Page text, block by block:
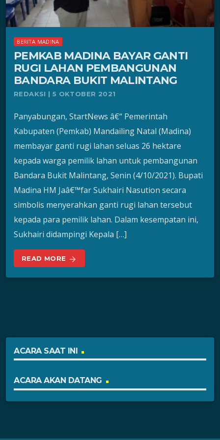
BERITA MADINA
PEMKAB MADINA BAYAR GANTI
RUGI LAHAN PEMBANGUNAN
BANDARA BUKIT MALINTANG
REDAKSI | 5 OKTOBER 2021
Panyabungan, StartNews â€“ Pemerintah
Kabupaten (Pemkab) Mandailing Natal (Madina)
membayar ganti rugi lahan seluas 26 hektare
kepada warga pemilik lahan untuk pembangunan
Bandara Bukit Malintang, Senin (4/10/2021). Bupati
Madina HM Jaâ€™far Sukhairi Nasution secara
simbolis menyerahkan ganti rugi lahan tersebut
kepada para pemilik lahan. Dalam kesempatan ini,
Sukhairi didampingi Kepala […]
READ MORE arrow_forward
ACARA SAAT INI
ACARA AKAN DATANG